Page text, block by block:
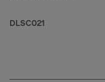
DLSC021